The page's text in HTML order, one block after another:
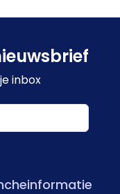
inbox